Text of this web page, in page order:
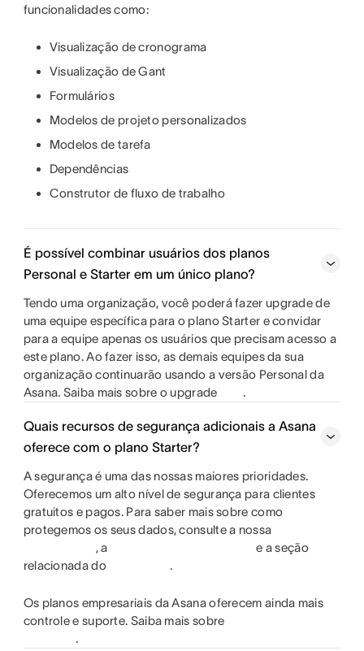
funcionalidades como:
Visualização de cronograma
Visualização de Gant
Formulários
Modelos de projeto personalizados
Modelos de tarefa
Dependências
Construtor de fluxo de trabalho
É possível combinar usuários dos planos
Personal e Starter em um único plano?
Tendo uma organização, você poderá fazer upgrade de
uma equipe específica para o plano Starter e convidar
para a equipe apenas os usuários que precisam acesso a
este plano. Ao fazer isso, as demais equipes da sua
organização continuarão usando a versão Personal da
Asana. Saiba mais sobre o upgrade
.
Quais recursos de segurança adicionais a Asana
oferece com o plano Starter?
A segurança é uma das nossas maiores prioridades.
Oferecemos um alto nível de segurança para clientes
gratuitos e pagos. Para saber mais sobre como
protegemos os seus dados, consulte a nossa
, a
e a seção
relacionada do
.
Os planos empresariais da Asana oferecem ainda mais
controle e suporte. Saiba mais sobre
.